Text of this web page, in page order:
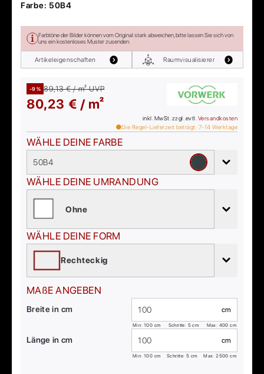
Farbe: 50B4
Farbtöne der Bilder können vom Original stark abweichen, bitte lassen Sie sich von
uns ein kostenloses Muster zusenden.
Artikeleigenschaften Raumvisualisierer
-9 % 89,13 € / m²UVP
80,23 € / m²
inkl. MwSt. zzgl. evtl. Versandkosten
Die Regel-Lieferzeit beträgt: 7-14 Werktage
WÄHLE DEINE FARBE
50B4
WÄHLE DEINE UMRANDUNG
Ohne
WÄHLE DEINE FORM
Rechteckig
MAßE ANGEBEN
Breite in cm cm
Min: 100 cm Schritte: 5 cm Max: 400 cm
Länge in cm cm
Min: 100 cm Schritte: 5 cm Max:2500 cm